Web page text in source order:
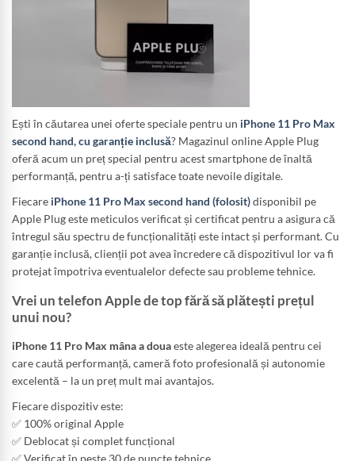
Ești în căutarea unei oferte speciale pentru un iPhone 11 Pro Max
second hand, cu garanție inclusă? Magazinul online Apple Plug
oferă acum un preț special pentru acest smartphone de înaltă
performanță, pentru a-ți satisface toate nevoile digitale.
Fiecare iPhone 11 Pro Max second hand (folosit)disponibil pe
Apple Plug este meticulos verificat și certificat pentru a asigura că
întregul său spectru de funcționalități este intact și performant. Cu
garanție inclusă, clienții pot avea încredere că dispozitivul lor va fi
protejat împotriva eventualelor defecte sau probleme tehnice.
Vrei un telefon Apple de top fără să plătești prețul
unui nou?
iPhone 11 Pro Max mâna a douaeste alegerea ideală pentru cei
care caută performanță, cameră foto profesională și autonomie
excelentă – la un preț mult mai avantajos.
Fiecare dispozitiv este:
✅ 100% original Apple
✅ Deblocat și complet funcțional
✅ Verificat în peste 30 de puncte tehnice